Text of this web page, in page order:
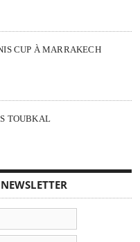
CUP À MARRAKECH
TOUBKAL